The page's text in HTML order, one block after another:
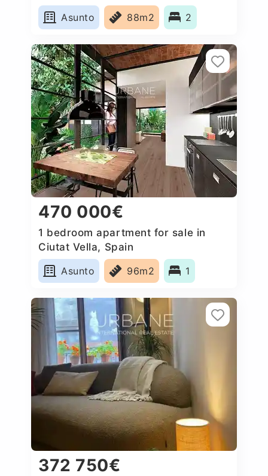
Asunto
88m2 2
470 000€
1 bedroom apartment for sale in
Ciutat Vella, Spain
Asunto
96m2 1
372 750€